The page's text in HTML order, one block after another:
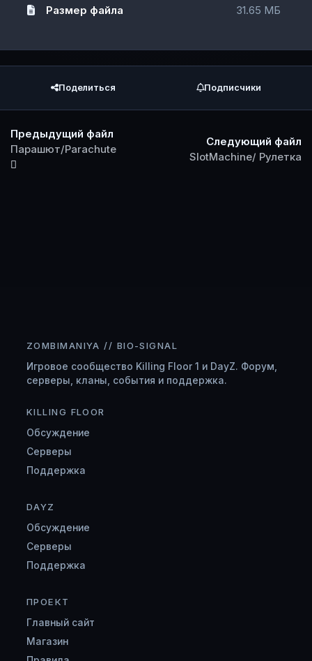
Размер файла 31.65 МБ
Поделиться Подписчики
Предыдущий файл
Парашют/Parachute
Следующий файл
SlotMachine/ Рулетка
ZOMBIMANIYA // BIO-SIGNAL
Игровое сообщество Killing Floor 1 и DayZ. Форум,
серверы, кланы, события и поддержка.
KILLING FLOOR
Обсуждение
Серверы
Поддержка
DAYZ
Обсуждение
Серверы
Поддержка
ПРОЕКТ
Главный сайт
Магазин